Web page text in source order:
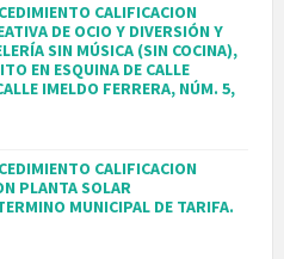
CALIFICACION
DE OCIO Y DIVERSIÓN Y
SIN MÚSICA (SIN COCINA),
EN ESQUINA DE CALLE
IMELDO FERRERA, NÚM. 5,
CALIFICACION
PLANTA SOLAR
MUNICIPAL DE TARIFA.